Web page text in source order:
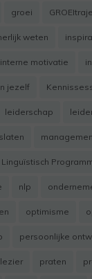
groei
weten
interne motivatie
jezelf
leiderschap
Linguïstisch
nlp
optimisme
persoonlijke
praten